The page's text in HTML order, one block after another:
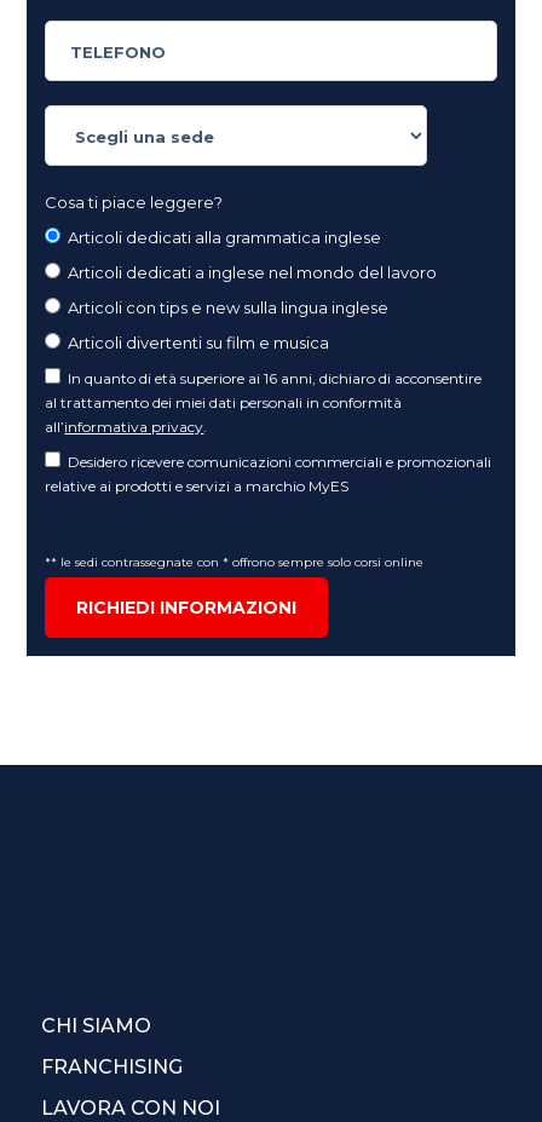
Cosa ti piace leggere?
Articoli dedicati alla grammatica inglese
Articoli dedicati a inglese nel mondo del lavoro
Articoli con tips e new sulla lingua inglese
Articoli divertenti su film e musica
In quanto di età superiore ai 16 anni, dichiaro di acconsentire
al trattamento dei miei dati personali in conformità
all’informativa privacy
Desidero ricevere comunicazioni commerciali e promozionali
relative ai prodotti e servizi a marchio MyES
** le sedi contrassegnate con * offrono sempre solo corsi online
RICHIEDI INFORMAZIONI
CHI SIAMO
FRANCHISING
LAVORA CON NOI